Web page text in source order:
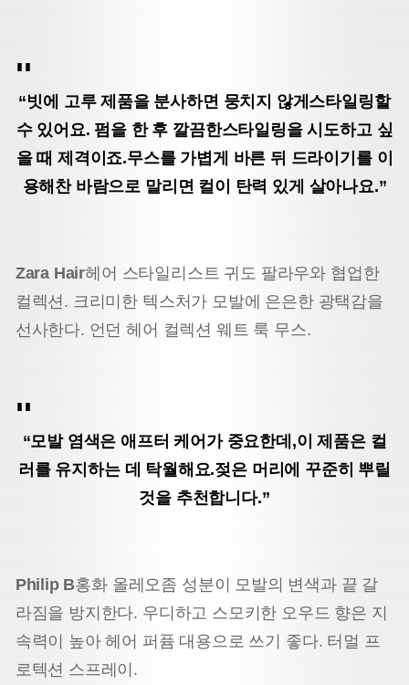
“빗에 고루 제품을 분사하면 뭉치지 않게 스타일링할
수 있어요. 펌을 한 후 깔끔한스타일링을 시도하고 싶
을 때 제격이죠.무스를 가볍게 바른 뒤 드라이기를 이
용해 찬 바람으로 말리면 컬이 탄력 있게 살아나요.”
Zara Hair헤어 스타일리스트 귀도 팔라우와 협업한
컬렉션. 크리미한 텍스처가 모발에 은은한 광택감을
선사한다. 언던 헤어 컬렉션 웨트 룩 무스.
“모발 염색은 애프터 케어가 중요한데,이 제품은 컬
러를 유지하는 데 탁월해요.젖은 머리에 꾸준히 뿌릴
것을 추천합니다.”
Philip B홍화 올레오좀 성분이 모발의 변색과 끝 갈
라짐을 방지한다. 우디하고 스모키한 오우드 향은 지
속력이 높아 헤어 퍼퓸 대용으로 쓰기 좋다. 터멀 프
로텍션 스프레이.